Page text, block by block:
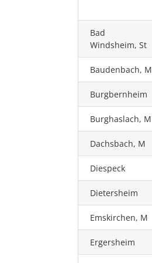
Bad
Windsheim, St
Baudenbach, M
Burgbernheim
Burghaslach, M
Dachsbach, M
Diespeck
Dietersheim
Emskirchen, M
Ergersheim